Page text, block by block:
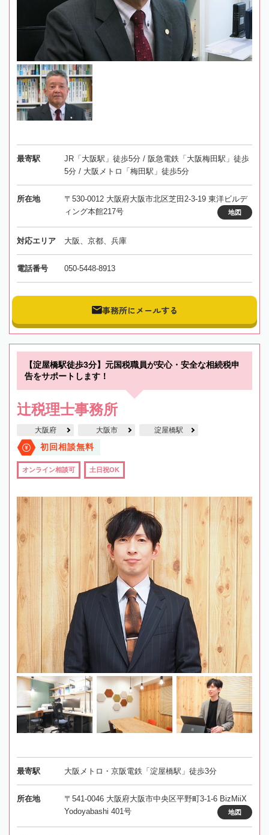
最寄駅
JR「大阪駅」徒歩5分 / 阪急電鉄「大阪梅田駅」徒歩
5分 / 大阪メトロ「梅田駅」徒歩5分
所在地
〒530-0012 大阪府大阪市北区芝田2-3-19 東洋ビルデ
ィング本館217号
地図
対応エリア 大阪、京都、兵庫
電話番号 050-5448-8913
事務所にメールする
【淀屋橋駅徒歩3分】元国税職員が安心・安全な相続税申
告をサポートします！
辻税理士事務所
大阪府 大阪市 淀屋橋駅
初回相談無料
オンライン相談可 土日祝OK
最寄駅 大阪メトロ・京阪電鉄「淀屋橋駅」徒歩3分
所在地
〒541-0046 大阪府大阪市中央区平野町3-1-6 BizMiiX
Yodoyabashi 401号
地図